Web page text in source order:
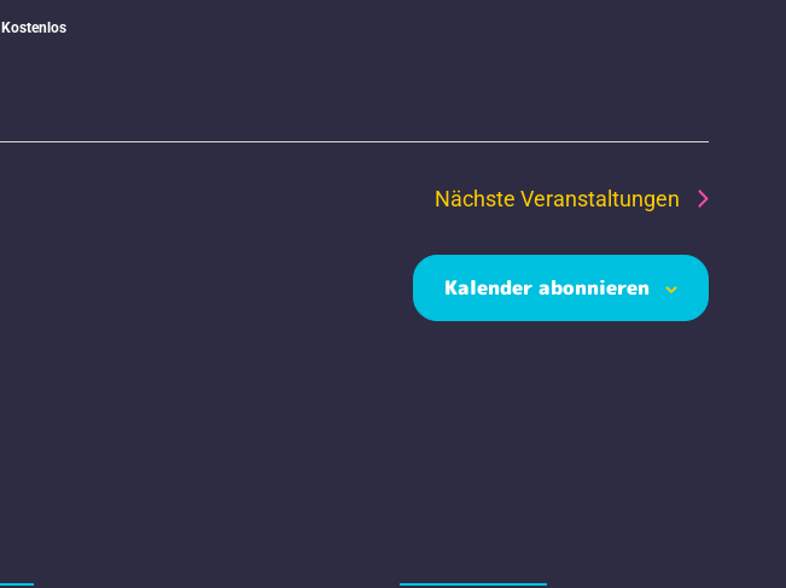
Kostenlos
Nächste Veranstaltungen
Kalender abonnieren